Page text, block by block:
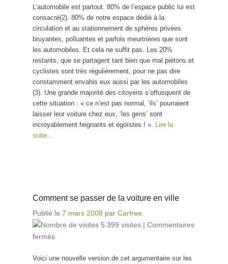
L’automobile est partout. 80% de l’espace public lui est
consacré(2). 80% de notre espace dédié à la
circulation et au stationnement de sphères privées
bruyantes, polluantes et parfois meurtrières que sont
les automobiles. Et cela ne suffit pas. Les 20%
restants, que se partagent tant bien que mal piétons et
cyclistes sont très régulièrement, pour ne pas dire
constamment envahis eux aussi par les automobiles
(3). Une grande majorité des citoyens s’offusquent de
cette situation : « ce n’est pas normal, ‘ils’ pourraient
laisser leur voiture chez eux, ‘les gens’ sont
incroyablement feignants et égoïstes ! ». Lire la
suite…
Comment se passer de la voiture en ville
Publié le 7 mars 2008 par Carfree
5 399 visites | Commentaires
fermés
Voici une nouvelle version de cet argumentaire sur les